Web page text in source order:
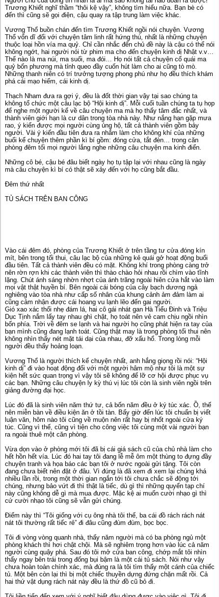
Trương Khiết nghĩ thầm “thôi kệ vậy”, không tìm hiểu nữa. Bạn bè có
đến thì cũng sẽ gọi điện, cậu quay ra tập trung làm việc khác.
Vương Thổ buồn chán đến tìm Trương Khiết ngồi nói chuyện. Vương
Thổ vốn dĩ đối với chuyện tâm linh rất hứng thú, nhất là những chuyện
thuộc loại hồn vía ma quỷ. Chỉ cần nhắc đến chủ đề này là cậu có thể nói
không ngớt, hai người nói từ phim ma cho đến chuyện kinh dị Nhật v.v…
Thế nào là ma núi, ma suối, ma đói… Họ nói tất cả chuyện cổ quái ma
quỷ bốn phương mà tỉnh queo đầy cuốn hút làm cho ai cũng tò mò.
Những thanh niên có trí trưởng tượng phong phú như họ đều thích khám
phá cái mạo hiểm, cái kinh dị.
Thạch Nham đưa ra gợi ý, đều là đốt thời gian vậy tại sao chúng ta
không tổ chức một câu lạc bộ “Hội kinh dị”. Mỗi cuối tuần chúng ta tụ họp
để nghe một người kể về câu chuyện ma mà họ thấy tâm đắc nhất, và
thành viên giới hạn là cư dân trong tòa nhà này. Như nắng hạn gặp mưa
rao, ý kiến được mọi người cùng ủng hộ, tất cả thành viên gồm bảy
người. Vài ý kiến đầu tiên đưa ra nhắm làm cho không khí của những
buổi kể chuyện thêm phần kì bí gồm: đóng cửa, tắt đèn… trong căn
phòng đêm tối mọi người lắng nghe những câu chuyện ma kinh điển.
Những cô bé, cậu bé đâu biết ngày họ tụ tập lại với nhau cũng là ngày
mà câu chuyện kì bí có thật sẽ xảy đến với họ cũng bắt đầu.
Đêm thứ nhất
TỦ SÁCH TRÊN BAN CÔNG
Vào cái đêm đó, phòng của Trương Khiết ở trên tầng tư cửa đóng kín
mít, bên trong tối thui, câu lạc bộ của những kẻ quái gở hoạt động buổi
đầu tiên. Tất cả thành viên đều có mặt. Không khí trong phòng càng trở
nên rờn rợn khi các thành viên thì thào chào hỏi nhau rồi chìm vào tĩnh
lặng. Chút ánh sáng nhờn nhợt của ánh trăng ngoài hiên cửa hắt vào làm
mọi vật thật huyền bí. Bên ngoài cái bóng của cây bạch dương ngả
nghiêng vào tòa nhà như cấp số nhân của khung cảnh ảm đảm làm ai
cũng cảm nhận được cái hoang vu lạnh lẽo đến gai người.
Gió xao xác thổi nhẹ đám lá, hai cô gái nhát gan Hà Tiểu Đinh và Triệu
Dục Tịnh nắm lấy tay nhau ghì chặt, họ toát nên vẻ cam chịu ngồi nhìn
bốn phía. Trời về đêm se lạnh và hai người họ cũng phát hiện ra tay của
bạn mình cũng đang lạnh toát. Cũng thật may là trong phòng tối thui nên
không nhìn thấy nét mặt tái dại của nhau, đỡ xấu hổ. Trong lòng mỗi
người đều thấy hoảng loạn.
Vương Thổ là người thích kể chuyện nhất, anh hắng giọng rồi nói: “Hội
kinh dị” đi vào hoạt động đối với một người hâm mộ như tôi là một sự
kiện hết sức quan trọng vì vậy tôi sẽ không để lỡ cơ hội được phục vụ
các bạn. Những câu chuyện ly kỳ thú vị lúc tôi còn là sinh viên ngồi trên
giảng đường đại học.
Lúc đó đã là sinh viên năm thứ tư, cả bốn năm đều ở ký túc xác. Ồ, thế
nên miễn bàn về điều kiện ăn ở tồi tàn. Bấy giờ đến lúc tôi chuẩn bị viết
luận văn, hôm nào tôi cũng về muộn nên rất hay bị nhốt ngoài cửa ký
túc. Cũng vì thế, cũng vì tiện cho công việc tôi cùng một vài người bạn
ra ngoài thuê một căn phòng.
Vừa dọn vào ở phòng mới tôi đã bị cái giá sách cũ của chủ nhà làm cho
hết hồn hết vía. Lúc đó hai tay tôi đang lễ mễ ôm một thùng to đựng đầy
chuyện tranh và họa báo các bạn tôi ở nước ngoài gửi tặng. Tôi còn
đang chưa biết nên đặt ở đâu. Vì đúng là đã xem đi xem lại chúng khá
nhiều lần rồi, trong một thời gian ngắn tới tôi chưa chắc sẽ động tới
chúng, nhưng bảo vứt đi thì thật là tiếc, dù gì thì những quyển tạp chí
này cũng không dễ gì mà mua được. Mặc kệ ai muốn cười nhạo gì thì
cứ cười nhạo tôi cũng sẽ vẫn gửi chúng.
Điểm này thì “Tôi giống với cụ ông nhà tôi thế, ba cái đồ rách rách nát
nát tôi thường rất tiếc rẻ” đi đâu cũng đùm đùm, bọc bọc.
Tôi đi vòng vòng quanh nhà, thấy năm người mà có ba phòng ngủ một
phòng khách thì hơi chật chội. Mà sẽ nghiêm trọng hơn vào lúc cả năm
người cùng quậy phá. Sau đó tôi mở cửa ban công, chớp mắt tôi nhìn
thấy ngay bên trái trong đống bụi bậm là một cái tủ sách. Nói như vậy
chưa hoàn toàn chính xác, mà đúng ra là tôi tìm thấy một cánh của chiếc
tủ. Một bên còn lại thì bị một chiếc thuyền dựng đứng chặn mất rồi. Cả
hai thứ vật dụng rách nát này đều là thứ đồ cũ bỏ đi.